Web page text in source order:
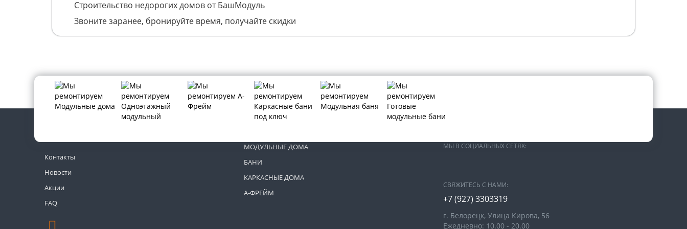
Строительство недорогих домов от БашМодуль
Звоните заранее, бронируйте время, получайте скидки
Контакты
Новости
Акции
FAQ
МОДУЛЬНЫЕ ДОМА
БАНИ
КАРКАСНЫЕ ДОМА
А-ФРЕЙМ
МЫ В СОЦИАЛЬНЫХ СЕТЯХ:
СВЯЖИТЕСЬ С НАМИ:
+7 (927) 3303319
г. Белорецк, Улица Кирова, 56
Ежедневно: 10.00 - 20.00